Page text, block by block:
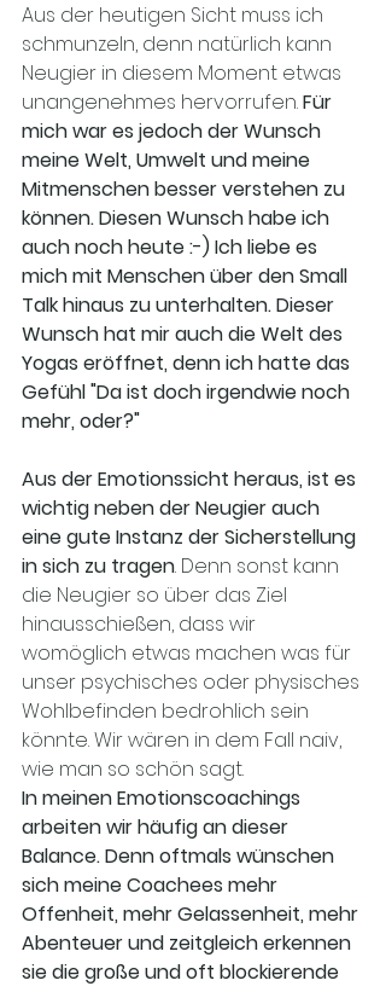
Aus der heutigen Sicht muss ich
schmunzeln, denn natürlich kann
Neugier in diesem Moment etwas
unangenehmes hervorrufen. Für
mich war es jedoch der Wunsch
meine Welt, Umwelt und meine
Mitmenschen besser verstehen zu
können. Diesen Wunsch habe ich
auch noch heute :-) Ich liebe es
mich mit Menschen über den Small
Talk hinaus zu unterhalten. Dieser
Wunsch hat mir auch die Welt des
Yogas eröffnet, denn ich hatte das
Gefühl "Da ist doch irgendwie noch
mehr, oder?"
Aus der Emotionssicht heraus, ist es
wichtig neben der Neugier auch
eine gute Instanz der Sicherstellung
in sich zu tragen. Denn sonst kann
die Neugier so über das Ziel
hinausschießen, dass wir
womöglich etwas machen was für
unser psychisches oder physisches
Wohlbefinden bedrohlich sein
könnte. Wir wären in dem Fall naiv,
wie man so schön sagt.
In meinen Emotionscoachings
arbeiten wir häufig an dieser
Balance. Denn oftmals wünschen
sich meine Coachees mehr
Offenheit, mehr Gelassenheit, mehr
Abenteuer und zeitgleich erkennen
sie die große und oft blockierende